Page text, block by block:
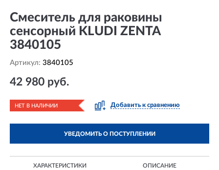
Смеситель для раковины
сенсорный KLUDI ZENTA
3840105
Артикул: 3840105
42 980 руб.
НЕТ В НАЛИЧИИ Добавить к сравнению
УВЕДОМИТЬ О ПОСТУПЛЕНИИ
ХАРАКТЕРИСТИКИ ОПИСАНИЕ